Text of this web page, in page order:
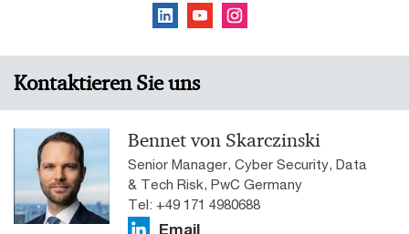
Kontaktieren Sie uns
Bennet von Skarczinski
Senior Manager, Cyber Security, Data
& Tech Risk, PwC Germany
Tel: +49 171 4980688
Email